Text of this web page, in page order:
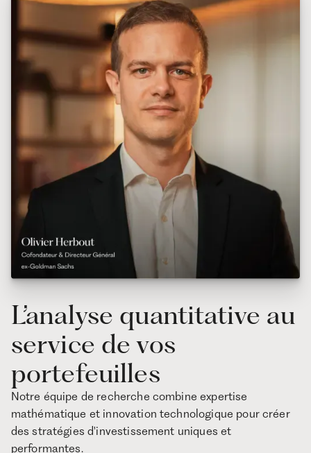
L’analyse quantitative au
service de vos
portefeuilles
Notre équipe de recherche combine expertise
mathématique et innovation technologique pour créer
des stratégies d'investissement uniques et
performantes.